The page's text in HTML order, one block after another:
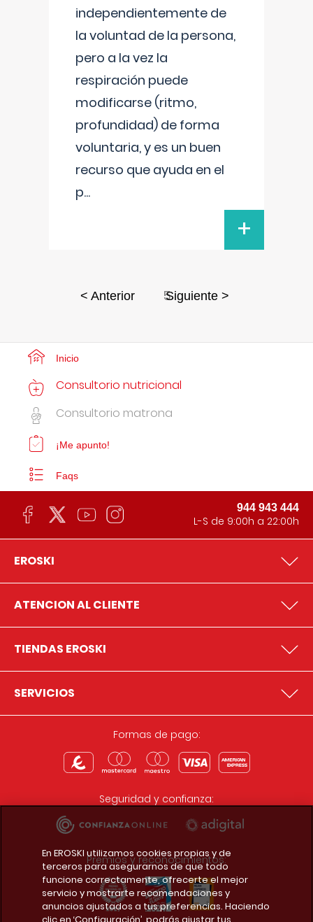
independientemente de
la voluntad de la persona,
pero a la vez la
respiración puede
modificarse (ritmo,
profundidad) de forma
voluntaria, y es un buen
recurso que ayuda en el
p...
+
< Anterior 5
Siguiente >
Inicio
Consultorio nutricional
Consultorio matrona
¡Me apunto!
Faqs
944 943 444
L-S de 9:00h a 22:00h
EROSKI
ATENCION AL CLIENTE
TIENDAS EROSKI
SERVICIOS
Formas de pago:
Seguridad y confianza:
Premios y reconocimientos:
En EROSKI utilizamos cookies propias y de
terceros para asegurarnos de que todo
funcione correctamente, ofrecerte el mejor
servicio y mostrarte recomendaciones y
anuncios ajustados a tus preferencias. Haciendo
clic en ‘Configuración’, podrás ajustar tus